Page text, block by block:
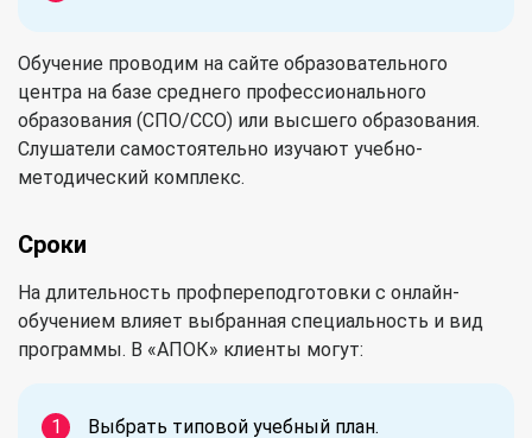
Обучение проводим на сайте образовательного
центра на базе среднего профессионального
образования (СПО/ССО) или высшего образования.
Слушатели самостоятельно изучают учебно-
методический комплекс.
Сроки
На длительность профпереподготовки с онлайн-
обучением влияет выбранная специальность и вид
программы. В «АПОК» клиенты могут:
Выбрать типовой учебный план.